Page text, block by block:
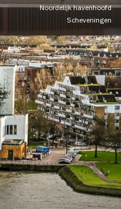
Noordelijk havenhoofd
Scheveningen